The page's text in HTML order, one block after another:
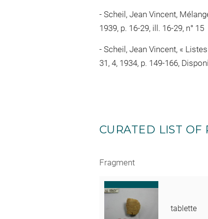
Scheil, Jean Vincent,
1939, p. 16-29, ill. 16-29, n° 15
Scheil, Jean Vincent, «
31, 4, 1934, p. 149-166,
CURATED LIST OF
Fragment
tablette